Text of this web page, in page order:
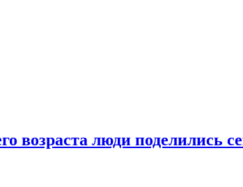
возраста люди поделились